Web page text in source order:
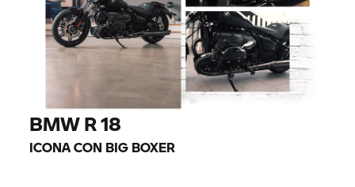
BMW R 18
ICONA CON BIG BOXER